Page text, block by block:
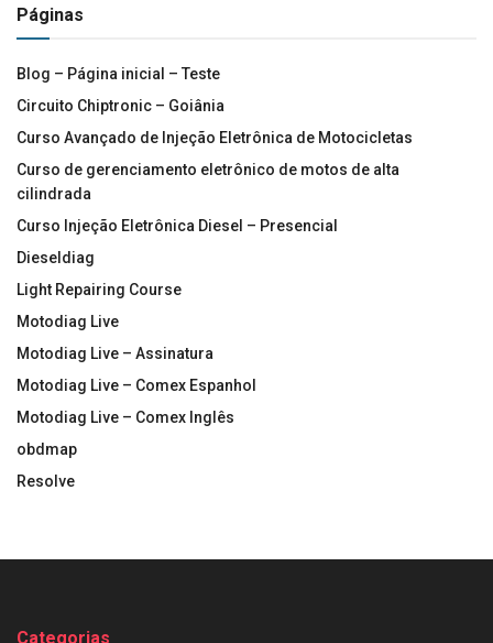
Páginas
Blog – Página inicial – Teste
Circuito Chiptronic – Goiânia
Curso Avançado de Injeção Eletrônica de Motocicletas
Curso de gerenciamento eletrônico de motos de alta
cilindrada
Curso Injeção Eletrônica Diesel – Presencial
Dieseldiag
Light Repairing Course
Motodiag Live
Motodiag Live – Assinatura
Motodiag Live – Comex Espanhol
Motodiag Live – Comex Inglês
obdmap
Resolve
Categorias